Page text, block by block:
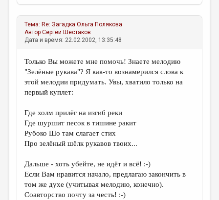
МАЛАЯ ПРОЗА
ЭССЕИСТИКА
ЛИТЕРАТУРОВЕДЕНИЕ
ПУБЛИЦИСТИКА
РЕЦЕНЗИРОВАНИЕ
ТРЕДИАКОВСКИЙ
МЕДИА
Тема: Re: Загадка Ольга Полякова
АвторСергей Шестаков
Дата и время: 22.02.2002, 13:35:48
Только Вы можете мне помочь! Знаете мелодию
"Зелёные рукава"? Я как-то вознамерился слова к
этой мелодии придумать. Увы, хватило только на
первый куплет:
Где холм прилёг на изгиб реки
Где шуршит песок в тишине ракит
Рубоко Шо там слагает стих
Про зелёный шёлк рукавов твоих...
Дальше - хоть убейте, не идёт и всё! :-)
Если Вам нравится начало, предлагаю закончить в
том же духе (учитывая мелодию, конечно).
Соавторство почту за честь! :-)